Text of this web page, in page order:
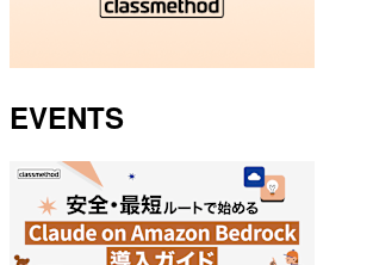
EVENTS